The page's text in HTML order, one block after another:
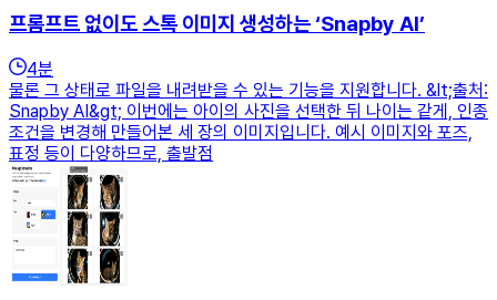
프롬프트 없이도 스톡 이미지 생성하는 ‘Snapby AI’
4분
물론 그 상태로 파일을 내려받을 수 있는 기능을 지원합니다. &lt;출처:
Snapby AI&gt; 이번에는 아이의 사진을 선택한 뒤 나이는 같게, 인종
조건을 변경해 만들어본 세 장의 이미지입니다. 예시 이미지와 포즈,
표정 등이 다양하므로, 출발점